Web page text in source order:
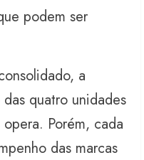
podem ser
a
quatro unidades
Porém, cada
das marcas